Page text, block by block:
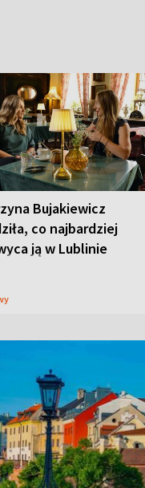
Bujakiewicz
co najbardziej
ją w Lublinie